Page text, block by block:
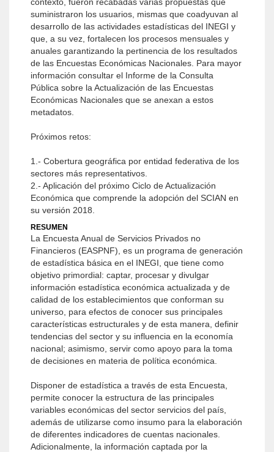
suministraron los usuarios, mismas que coadyuvan al
desarrollo de las actividades estadísticas del INEGI y
que, a su vez, fortalecen los procesos mensuales y
anuales garantizando la pertinencia de los resultados
de las Encuestas Económicas Nacionales. Para mayor
información consultar el Informe de la Consulta
Pública sobre la Actualización de las Encuestas
Económicas Nacionales que se anexan a estos
metadatos.
Próximos retos:
1.- Cobertura geográfica por entidad federativa de los
sectores más representativos.
2.- Aplicación del próximo Ciclo de Actualización
Económica que comprende la adopción del SCIAN en
su versión 2018.
RESUMEN
La Encuesta Anual de Servicios Privados no
Financieros (EASPNF), es un programa de generación
de estadística básica en el INEGI, que tiene como
objetivo primordial: captar, procesar y divulgar
información estadística económica actualizada y de
calidad de los establecimientos que conforman su
universo, para efectos de conocer sus principales
características estructurales y de esta manera, definir
tendencias del sector y su influencia en la economía
nacional; asimismo, servir como apoyo para la toma
de decisiones en materia de política económica.
Disponer de estadística a través de esta Encuesta,
permite conocer la estructura de las principales
variables económicas del sector servicios del país,
además de utilizarse como insumo para la elaboración
de diferentes indicadores de cuentas nacionales.
Adicionalmente, la información captada por la